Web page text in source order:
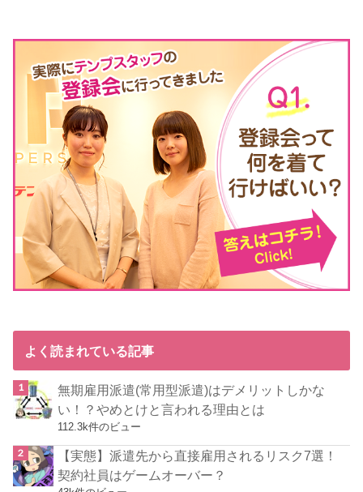
よく読まれている記事
無期雇用派遣(常用型派遣)はデメリットしかな
い！？やめとけと言われる理由とは
112.3k件のビュー
【実態】派遣先から直接雇用されるリスク7選！
契約社員はゲームオーバー？